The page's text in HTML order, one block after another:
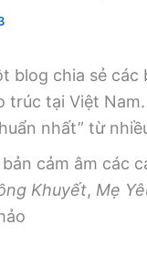
blog chia sẻ các
trúc tại Việt
nhất” từ
cảm âm các
Khuyết, Mẹ